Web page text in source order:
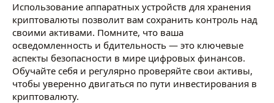
Использование аппаратных устройств для хранения
криптовалюты позволит вам сохранить контроль над
своими активами. Помните, что ваша
осведомленность и бдительность — это ключевые
аспекты безопасности в мире цифровых финансов.
Обучайте себя и регулярно проверяйте свои активы,
чтобы уверенно двигаться по пути инвестирования в
криптовалюту.